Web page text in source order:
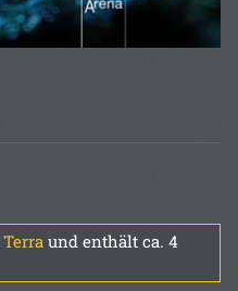
Terra und enthält ca. 4